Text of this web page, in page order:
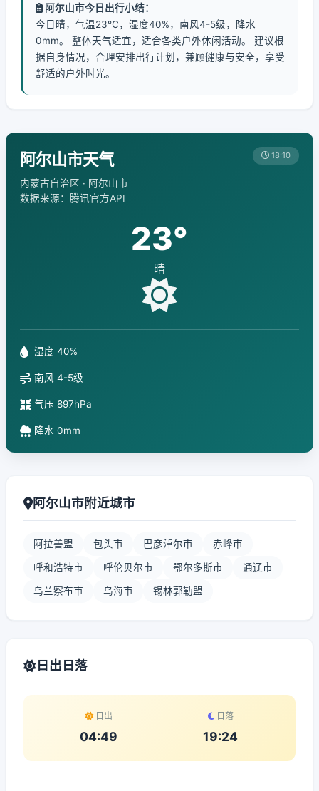
阿尔山市今日出行小结：
今日晴，气温23℃，湿度40%，南风4-5级，降水
0mm。 整体天气适宜，适合各类户外休闲活动。 建议根
据自身情况，合理安排出行计划，兼顾健康与安全，享受
舒适的户外时光。
阿尔山市天气
内蒙古自治区 · 阿尔山市
数据来源：腾讯官方API
18:10
23°
晴
湿度 40%
南风 4-5级
气压 897hPa
降水 0mm
阿尔山市附近城市
阿拉善盟 包头市 巴彦淖尔市 赤峰市
呼和浩特市 呼伦贝尔市 鄂尔多斯市 通辽市
乌兰察布市 乌海市 锡林郭勒盟
日出日落
日出
04:49
日落
19:24